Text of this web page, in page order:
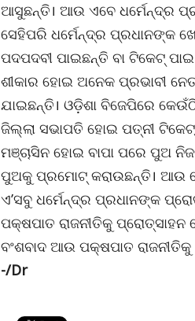
ଆସୁଛନ୍ତି। ଆଉ ଏବେ ଧର୍ମେନ୍ଦ୍ର
ସେହିପରି ଧର୍ମେନ୍ଦ୍ର ପ୍ରଧାନଙ୍କ
ପଦପଦବୀ ପାଇଛନ୍ତି ବା ଟିକେଟ୍
ଶୀକାର ହୋଇ ଅନେକ ପ୍ରଭାବୀ
ଯାଇଛନ୍ତି। ଓଡ଼ିଶା ବିଜେପିରେ
ଜିଲ୍ଲା ସଭାପତି ହୋଇ ପତ୍ନୀ
ମଞ୍ଚାସିନ ହୋଇ ବାପା ପରେ ପୁଅ
ପୁଅକୁ ପ୍ରମୋଟ୍ କରାଉଛନ୍ତି। ଆଉ
ଏ’ସବୁ ଧର୍ମେନ୍ଦ୍ର ପ୍ରଧାନଙ୍କ
ପକ୍ଷପାତ ରାଜନୀତିକୁ
ବଂଶବାଦ ଆଉ ପକ୍ଷପାତ
-/Dr